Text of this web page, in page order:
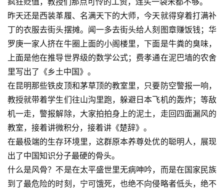
昨天还是西装革履、名满天下的大师，今天就得穿着打满补
丁的衣服去街头摆摊。闻一多去街头给人刻图章赚饭钱；华
罗庚一家人挤在牛圈上面的小阁楼里，下面是牛粪的臭味，
上面是他在推导世界级的数学公式；费孝通在泥巴墙的农舍
里写出了 《乡土中国》 。
在昆明那些铁皮顶和茅草顶的教室里，只要防空警报一响，
教授就带着学生们往山沟里跑，躲避日本飞机的轰炸；等敌
机一走，警报解除，大家拍拍身上的泥土，走回四面漏风的
教室，接着讲微积分，接着讲 《楚辞》 。
在最极端的生存环境里，这群原本养尊处优的聪明人，展现
出了中国知识分子最硬的骨头。
什么是风骨？不是在太平盛世里无病呻吟，而是在国家民族
到了最危险的时刻，宁可饿死，也绝不向侵略者低头，绝不